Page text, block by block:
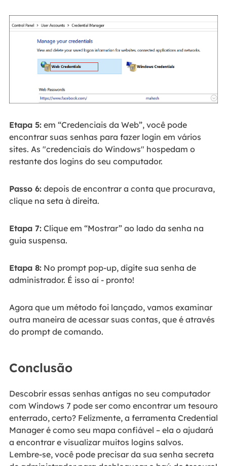
Etapa 5:em “Credenciais da Web”, você pode
encontrar suas senhas para fazer login em vários
sites. As "credenciais do Windows" hospedam o
restante dos logins do seu computador.
Passo 6:depois de encontrar a conta que procurava,
clique na seta à direita.
Etapa 7:Clique em “Mostrar” ao lado da senha na
guia suspensa.
Etapa 8:No prompt pop-up, digite sua senha de
administrador. É isso aí - pronto!
Agora que um método foi lançado, vamos examinar
outra maneira de acessar suas contas, que é através
do prompt de comando.
Conclusão
Descobrir essas senhas antigas no seu computador
com Windows 7 pode ser como encontrar um tesouro
enterrado, certo? Felizmente, a ferramenta Credential
Manager é como seu mapa confiável – ela o ajudará
a encontrar e visualizar muitos logins salvos.
Lembre-se, você pode precisar da sua senha secreta